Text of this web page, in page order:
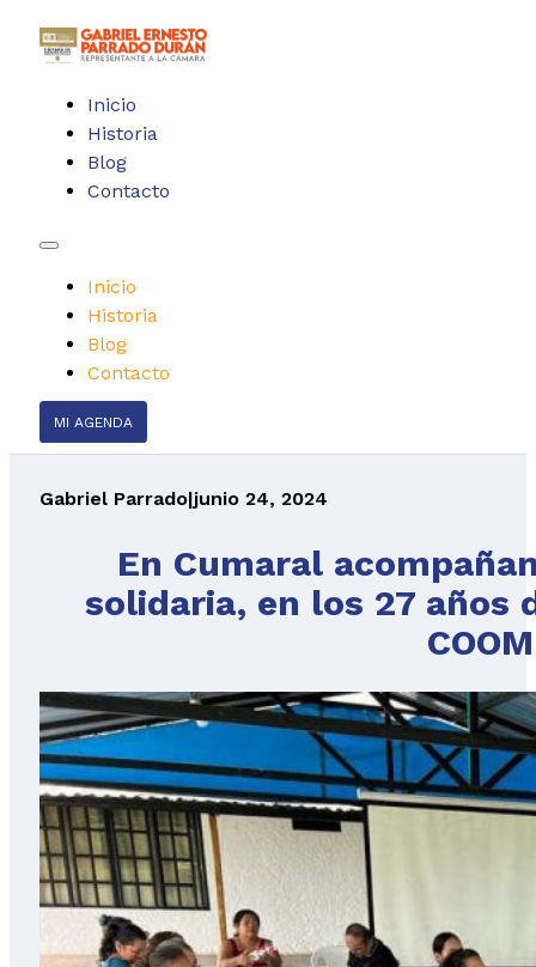
Inicio
Historia
Blog
Contacto
Inicio
Historia
Blog
Contacto
MI AGENDA
Gabriel Parrado|junio 24, 2024
En Cumaral
solidaria, en los 27 años